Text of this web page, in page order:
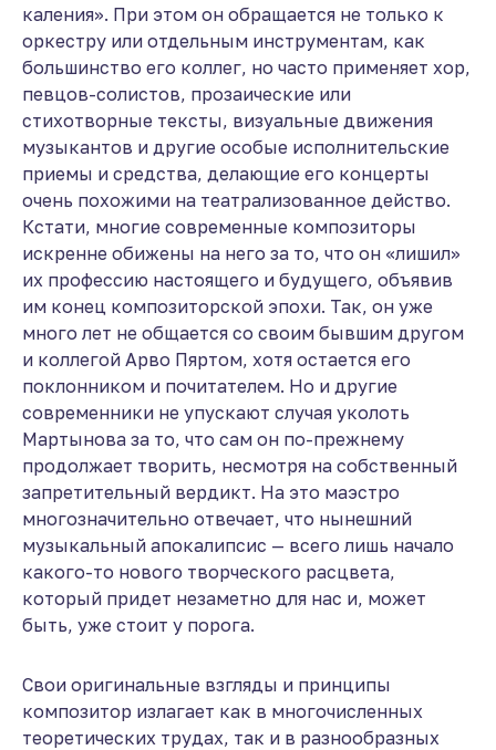
каления». При этом он обращается не только к
оркестру или отдельным инструментам, как
большинство его коллег, но часто применяет хор,
певцов-солистов, прозаические или
стихотворные тексты, визуальные движения
музыкантов и другие особые исполнительские
приемы и средства, делающие его концерты
очень похожими на театрализованное действо.
Кстати, многие современные композиторы
искренне обижены на него за то, что он «лишил»
их профессию настоящего и будущего, объявив
им конец композиторской эпохи. Так, он уже
много лет не общается со своим бывшим другом
и коллегой Арво Пяртом, хотя остается его
поклонником и почитателем. Но и другие
современники не упускают случая уколоть
Мартынова за то, что сам он по-прежнему
продолжает творить, несмотря на собственный
запретительный вердикт. На это маэстро
многозначительно отвечает, что нынешний
музыкальный апокалипсис — всего лишь начало
какого-то нового творческого расцвета,
который придет незаметно для нас и, может
быть, уже стоит у порога.
Свои оригинальные взгляды и принципы
композитор излагает как в многочисленных
теоретических трудах, так и в разнообразных